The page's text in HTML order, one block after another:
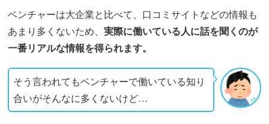
ベンチャーは大企業と比べて、口コミサイトなどの情報も
あまり多くないため、実際に働いている人に話を聞くのが
一番リアルな情報を得られます。
そう言われてもベンチャーで働いている知り
合いがそんなに多くないけど…